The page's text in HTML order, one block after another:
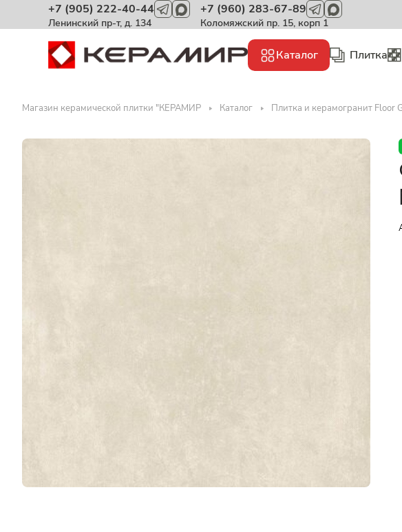
+7 (905) 222-40-44
Ленинский пр-т, д. 134
+7 (960) 283-67-89
Коломяжский пр. 15, корп 1
Каталог Плитка
Магазин керамической плитки "КЕРАМИР Каталог Плитка и керамогранит Floor